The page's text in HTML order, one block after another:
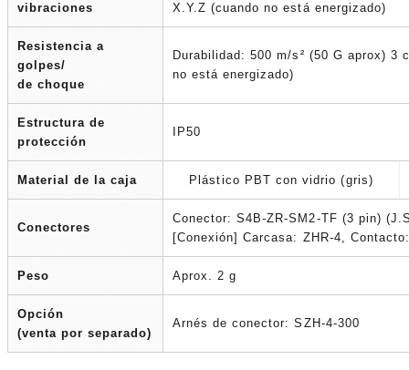
vibraciones
X.Y.Z (cuando no está energizado)
Resistencia a
golpes/
de choque
Durabilidad: 500 m/s² (50 G aprox)
no está energizado)
Estructura de
protección
IP50
Material de la caja Plástico PBT con vidrio (gris)
Conectores
Conector: S4B-ZR-SM2-TF (3 pin)
[Conexión] Carcasa: ZHR-4,
Peso Aprox. 2 g
Opción
(venta por separado)
Arnés de conector: SZH-4-300